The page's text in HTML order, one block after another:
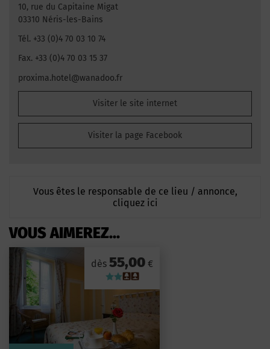
10, rue du Capitaine Migat
03310 Néris-les-Bains
Tél. +33 (0)4 70 03 10 74
Fax. +33 (0)4 70 03 15 37
proxima.hotel@wanadoo.fr
Visiter le site internet
Visiter la page Facebook
Vous êtes le responsable de ce lieu / annonce,
cliquez ici
VOUS AIMEREZ...
dès 55,00 €